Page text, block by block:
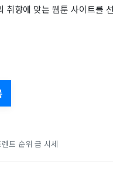
향에 맞는 웹툰 사이트를
트 순위 금 시세